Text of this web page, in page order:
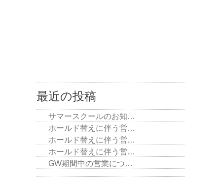
最近の投稿
サマースクールのお知…
ホールド替えに伴う営…
ホールド替えに伴う営…
ホールド替えに伴う営…
GW期間中の営業につ…